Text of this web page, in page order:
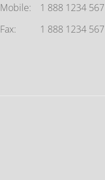
Mobile:
1 888 1234 567
Fax:
1 888 1234 567